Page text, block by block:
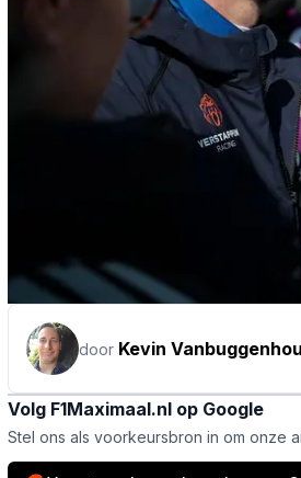
door Kevin
Volg F1Maximaal.nl op Google
Stel ons als voorkeursbron in om onze